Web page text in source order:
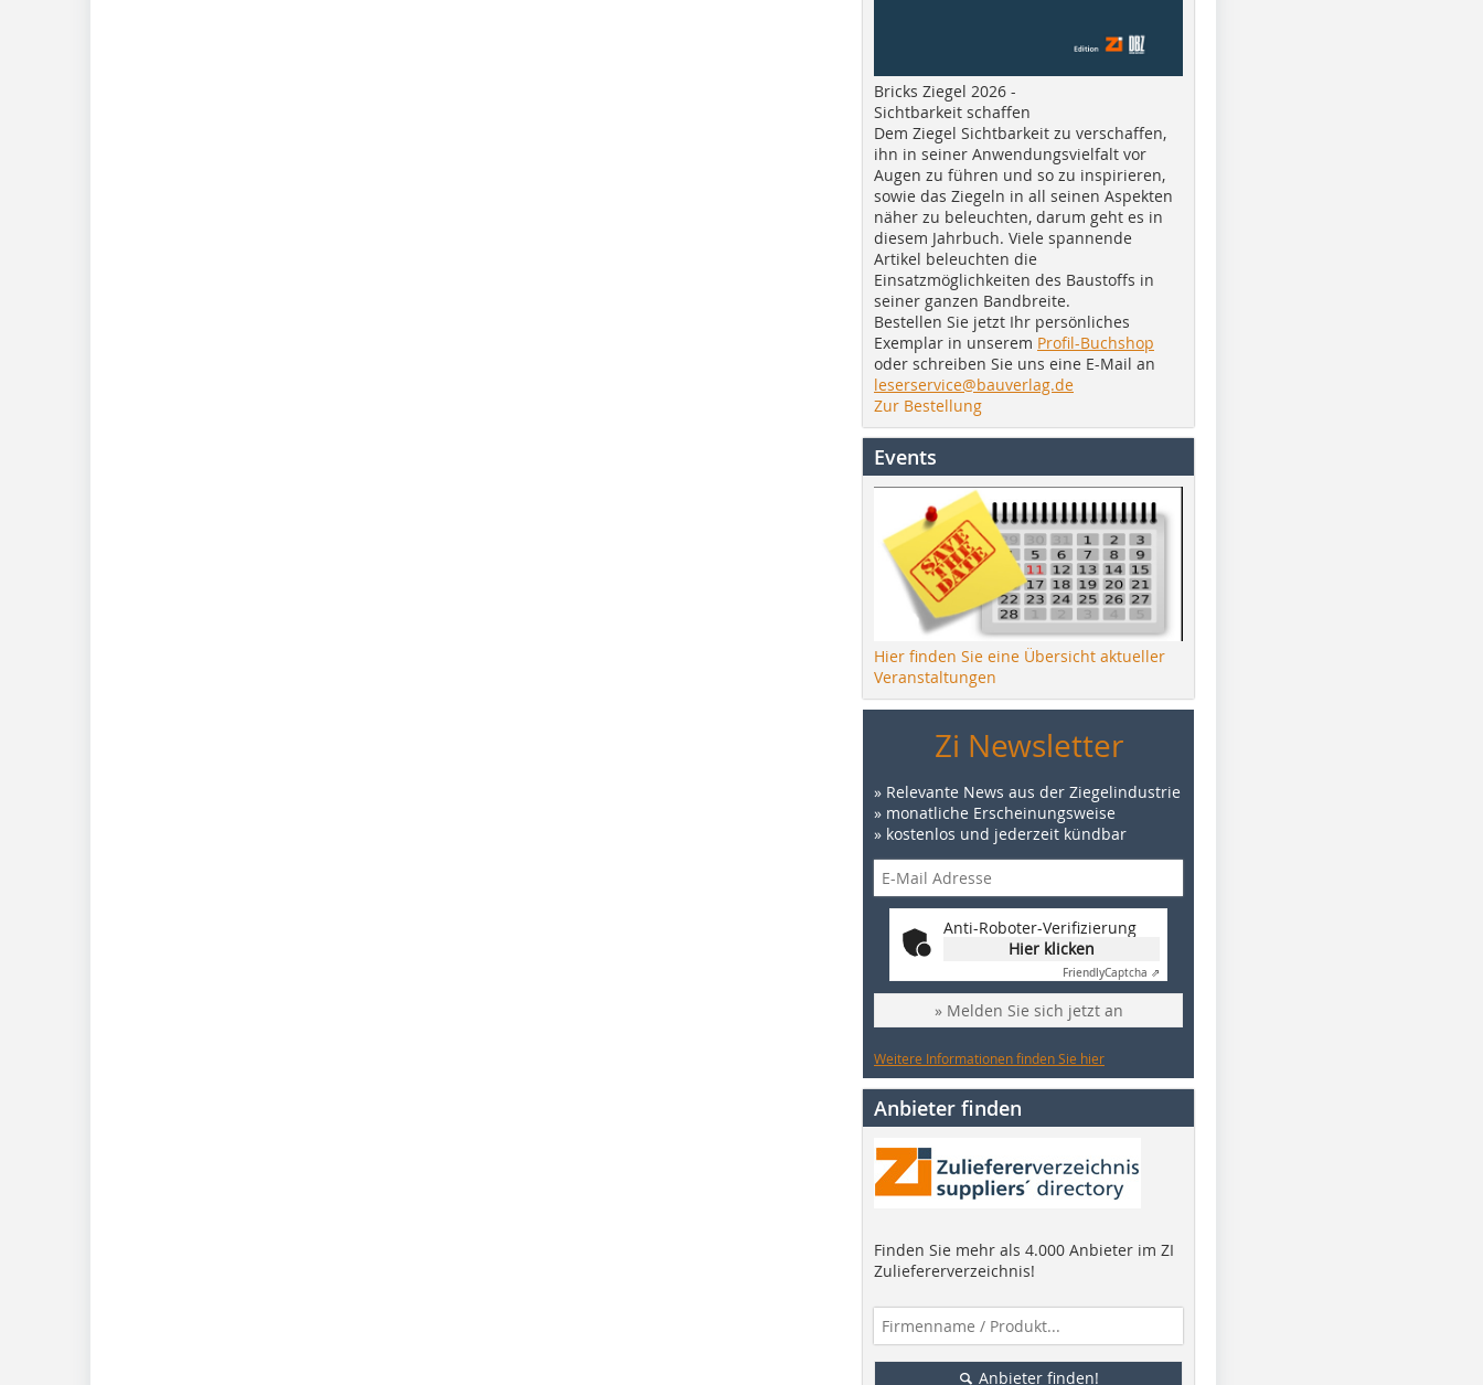
Bricks Ziegel 2026 -
Sichtbarkeit schaffen
Dem Ziegel Sichtbarkeit zu verschaffen,
ihn in seiner Anwendungsvielfalt vor
Augen zu führen und so zu inspirieren,
sowie das Ziegeln in all seinen Aspekten
näher zu beleuchten, darum geht es in
diesem Jahrbuch. Viele spannende
Artikel beleuchten die
Einsatzmöglichkeiten des Baustoffs in
seiner ganzen Bandbreite.
Bestellen Sie jetzt Ihr persönliches
Exemplar in unserem Profil-Buchshop
oder schreiben Sie uns eine E-Mail an
leserservice@bauverlag.de
Zur Bestellung
Events
Hier finden Sie eine Übersicht aktueller
Veranstaltungen
Zi Newsletter
» Relevante News aus der Ziegelindustrie
» monatliche Erscheinungsweise
» kostenlos und jederzeit kündbar
Anti-Roboter-Verifizierung
Hier klicken
FriendlyCaptcha ⇗
» Melden Sie sich jetzt an
Weitere Informationen finden Sie hier
Anbieter finden
Finden Sie mehr als 4.000 Anbieter im ZI
Zuliefererverzeichnis!
Anbieter finden!